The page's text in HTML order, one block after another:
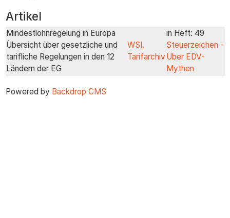
Artikel
Mindestlohnregelung in Europa
Übersicht über gesetzliche und
tarifliche Regelungen in den 12
Ländern der EG
WSI,
Tarifarchiv
in Heft: 49
Steuerzeichen -
Über EDV-
Mythen
Powered by Backdrop CMS